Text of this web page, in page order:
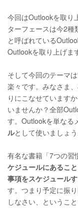
今回はOutlookを取り
ターフェースは今2
と呼ばれている
Outlookを取り上げま
そして今回のテーマ
楽々です。みなさま
りにこなせています
いませんか？全部
す。Outlookを単なる
ルとして使いましょう
有名な書籍「7つの習
ケジュールにあるこ
事項をスケジュール
す。つまり予定に振
しなさい、ということ